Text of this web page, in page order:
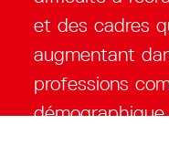
et des cadres
augmentant
professions
démographique.